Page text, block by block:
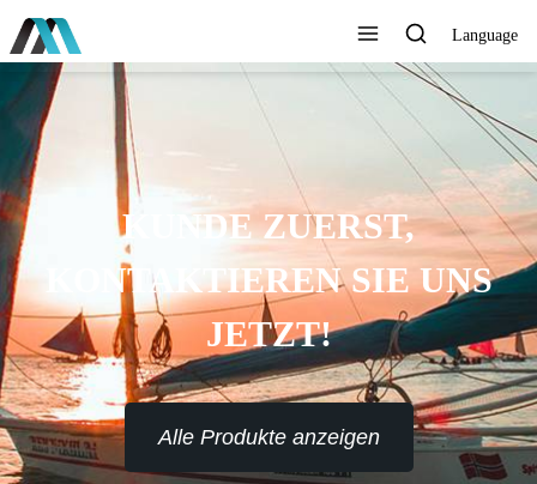
Language
KUNDE ZUERST,
KONTAKTIEREN SIE UNS
JETZT!
Alle Produkte anzeigen